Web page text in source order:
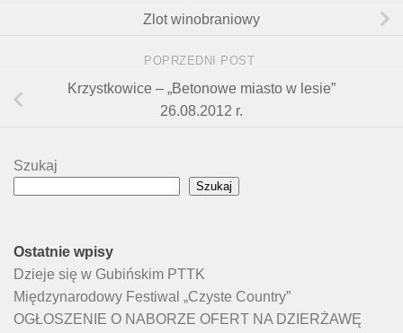
Zlot winobraniowy
POPRZEDNI POST
Krzystkowice – „Betonowe miasto w lesie”
26.08.2012 r.
Szukaj
Szukaj
Ostatnie wpisy
Dzieje się w Gubińskim PTTK
Międzynarodowy Festiwal „Czyste Country”
OGŁOSZENIE O NABORZE OFERT NA DZIERŻAWĘ